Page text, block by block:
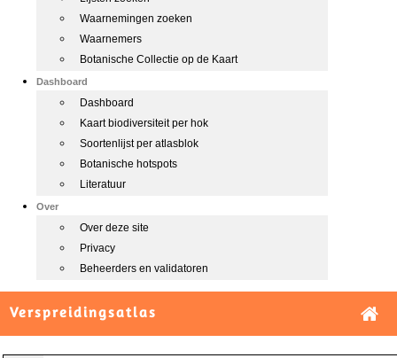
Waarnemingen zoeken
Waarnemers
Botanische Collectie op de Kaart
Dashboard
Dashboard
Kaart biodiversiteit per hok
Soortenlijst per atlasblok
Botanische hotspots
Literatuur
Over
Over deze site
Privacy
Beheerders en validatoren
Verspreidingsatlas